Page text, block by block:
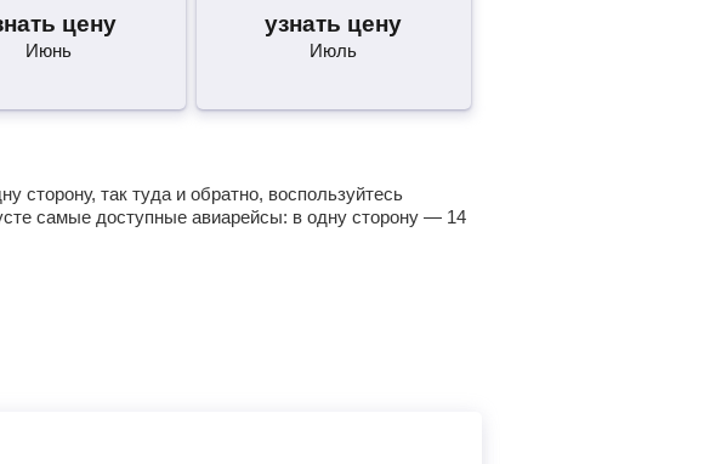
цену
Июнь
узнать цену
Июль
сторону, так туда и обратно, воспользуйтесь
самые доступные авиарейсы: в одну сторону — 14